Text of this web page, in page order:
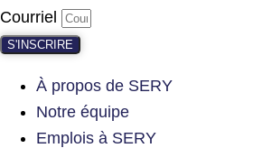
Courriel
S'INSCRIRE
À propos de SERY
Notre équipe
Emplois à SERY